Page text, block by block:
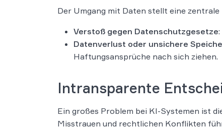
Der Umgang mit Daten stellt eine
Verstoß gegen Datenschutzgesetze
Datenverlust oder unsichere
Haftungsansprüche nach sich ziehen.
Intransparente
Ein großes Problem bei KI-Systemen ist
Misstrauen und rechtlichen Konflikten